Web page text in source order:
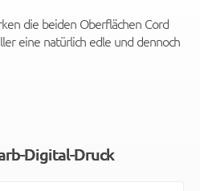
die beiden Oberflächen Cord
eine natürlich edle und dennoch
Digital-Druck